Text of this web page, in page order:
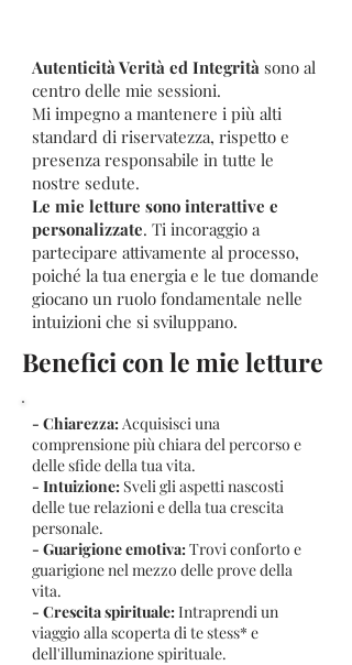
Autenticità Verità ed Integrità sono al
centro delle mie sessioni.
Mi impegno a mantenere i più alti
standard di riservatezza, rispetto e
presenza responsabile in tutte le
nostre sedute.
Le mie letture sono interattive e
personalizzate. Ti incoraggio a
partecipare attivamente al processo,
poiché la tua energia e le tue domande
giocano un ruolo fondamentale nelle
intuizioni che si sviluppano.
Benefici con le mie letture
- Chiarezza:Acquisisci una
comprensione più chiara del percorso e
delle sfide della tua vita.
- Intuizione: Sveli gli aspetti nascosti
delle tue relazioni e della tua crescita
personale.
- Guarigione emotiva:Trovi conforto e
guarigione nel mezzo delle prove della
vita.
- Crescita spirituale:Intraprendi un
viaggio alla scoperta di te stess* e
dell'illuminazione spirituale.